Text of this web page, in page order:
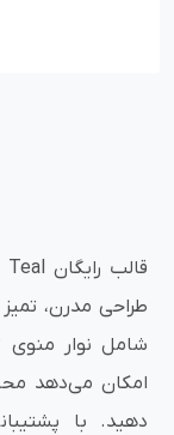
طراحی مدرن،
شامل نوار
امکان می‌دهد
دهید. با